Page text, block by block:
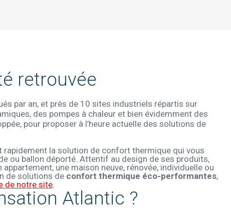
retrouvée
par an, et près de 10 sites industriels répartis sur
des pompes à chaleur et bien évidemment des
pour proposer à l’heure actuelle des solutions de
la solution de confort thermique qui vous
ou ballon déporté. Attentif au design de ses produits,
une maison neuve, rénovée, individuelle ou
de solutions de confort thermique éco-performantes,
de notre site.
Atlantic ?